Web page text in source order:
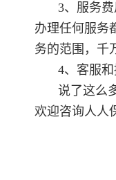
3、服务
办理任何服务
务的范围，千
4、客服
说了这么
欢迎咨询人人